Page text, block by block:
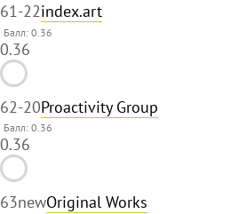
61-22index.art
Балл: 0.36
0.36
62-20Proactivity Group
Балл: 0.36
0.36
63newOriginal Works